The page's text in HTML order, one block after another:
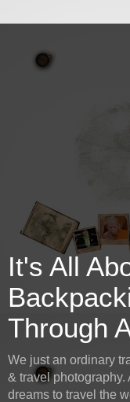
It's All
Through
We just an ordinary
& travel
dreams to travel the